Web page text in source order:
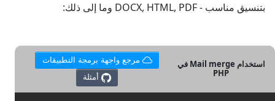
بتنسيق مناسب - DOCX, HTML, PDF وما إلى ذلك:
استخدام Mail merge في
PHP
أمثلة